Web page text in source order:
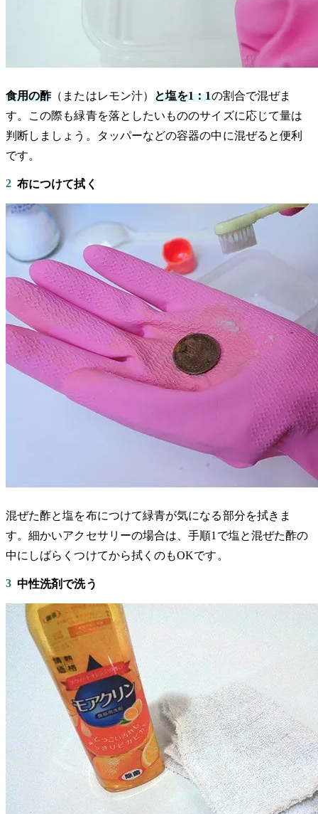
食用の酢（またはレモン汁）と塩を1：1の割合で混ぜま
す。この際も緑青を落としたいもののサイズに応じて量は
判断しましょう。タッパーなどの容器の中に混ぜると便利
です。
2 布につけて拭く
混ぜた酢と塩を布につけて緑青が気になる部分を拭きま
す。細かいアクセサリーの場合は、手順1で塩と混ぜた酢の
中にしばらくつけてから拭くのもOKです。
3 中性洗剤で洗う